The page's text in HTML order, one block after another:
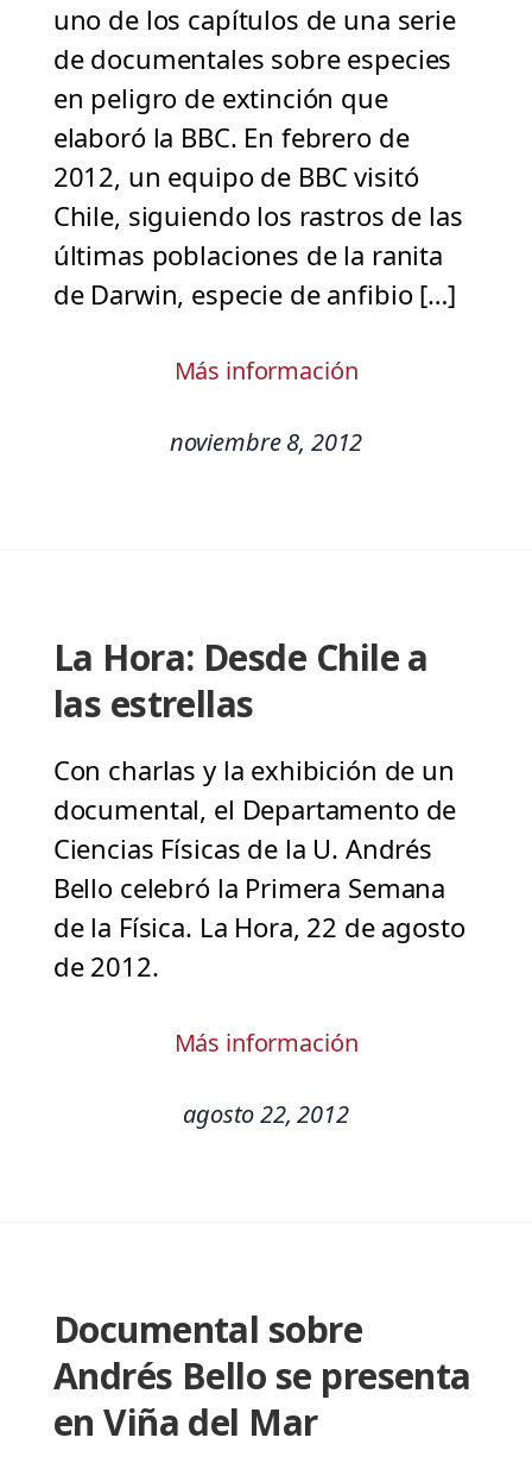
uno de los capítulos de una serie
de documentales sobre especies
en peligro de extinción que
elaboró la BBC. En febrero de
2012, un equipo de BBC visitó
Chile, siguiendo los rastros de las
últimas poblaciones de la ranita
de Darwin, especie de anfibio […]
Más información
noviembre 8, 2012
La Hora: Desde Chile a
las estrellas
Con charlas y la exhibición de un
documental, el Departamento de
Ciencias Físicas de la U. Andrés
Bello celebró la Primera Semana
de la Física. La Hora, 22 de agosto
de 2012.
Más información
agosto 22, 2012
Documental sobre
Andrés Bello se presenta
en Viña del Mar